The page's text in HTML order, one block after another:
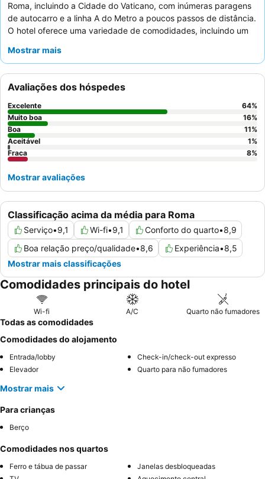
Roma, incluindo a Cidade do Vaticano, com inúmeras paragens
de autocarro e a linha A do Metro a poucos passos de distância.
O hotel oferece uma variedade de comodidades, incluindo um
estacionamento gratuito
prestativos
pequeno-almoço delicioso e variado
destacando frequentemente a qualidade do cappuccino e do
expresso. Para uma estadia mais tranquila, os hóspedes devem
considerar solicitar um quarto virado para o lado oposto à rua.
Mostrar mais
Classificação acima da média para Roma
Serviço•9,1 Wi-fi•9,1 Conforto do quarto•8,9
Boa relação preço/qualidade•8,6 Experiência•8,5
Mostrar mais classificações
Avaliações dos hóspedes
Excelente 64%
Muito boa
16%
Boa
11%
Aceitável
1%
Fraca
8%
Mostrar avaliações
Comodidades principais do hotel
Wi-fi A/C Quarto não fumadores
Todas as comodidades
Comodidades do alojamento
Entrada/lobby
Check-in/check-out expresso
Elevador
Quarto para não fumadores
Mostrar mais
Para crianças
Berço
Comodidades nos quartos
Ferro e tábua de passar
Janelas desbloqueadas